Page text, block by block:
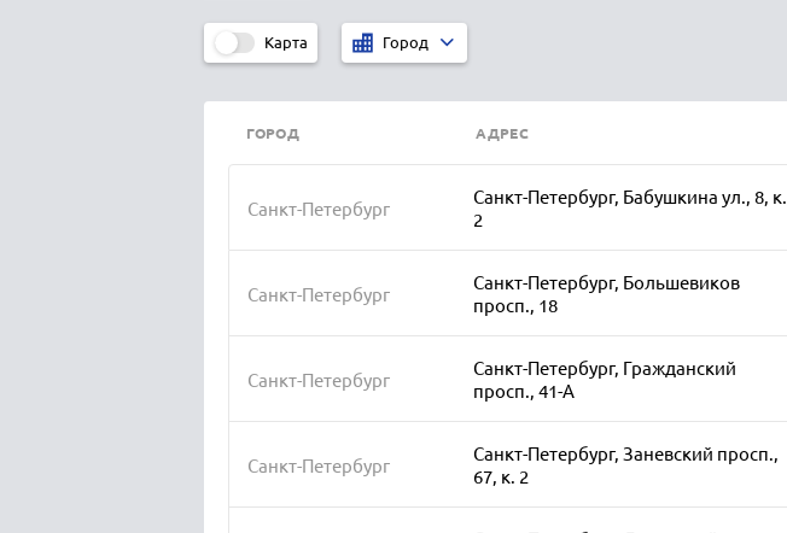
Карта Город
ГОРОД АДРЕС
Санкт-Петербург
Санкт-Петербург, Бабушкина ул., 8, к.
2
Санкт-Петербург
Санкт-Петербург, Большевиков
просп., 18
Санкт-Петербург
Санкт-Петербург, Гражданский
просп., 41-А
Санкт-Петербург
Санкт-Петербург, Заневский просп.,
67, к. 2